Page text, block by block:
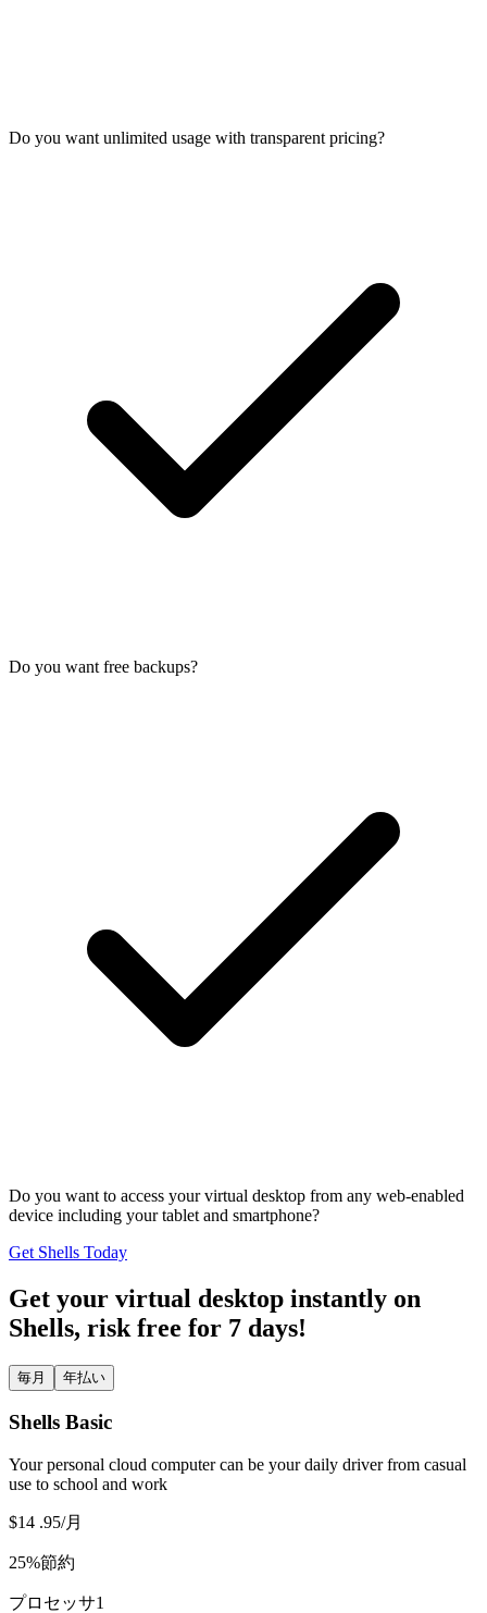
Do you want unlimited usage with transparent pricing?
Do you want free backups?
Do you want to access your virtual desktop from any web-enabled
device including your tablet and smartphone?
Get Shells Today
Get your virtual desktop instantly on
Shells, risk free for 7 days!
毎月 年払い
Shells Basic
Your personal cloud computer can be your daily driver from casual
use to school and work
$14 .95/月
25%節約
プロセッサ1